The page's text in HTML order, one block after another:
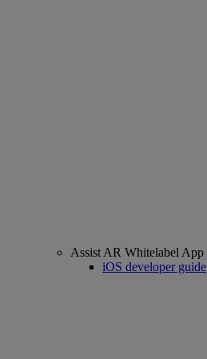
Assist AR Whitelabel App
iOS developer guide